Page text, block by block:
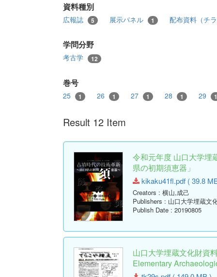
資料種別
広報誌 5 展示パネル 1 配布資料（チ
学問分野
考古学 12
巻号
25 1 26 1 27 1 28 1 29 1
Result 12 Item
令和元年度 山口大学埋
県の初期須恵器」
kikaku41fl.pdf ( 39.8
Creators : 横山,成己
Publishers : 山口大学埋蔵文
Publish Date : 20190805
山口大学埋蔵文化財資
Elementary